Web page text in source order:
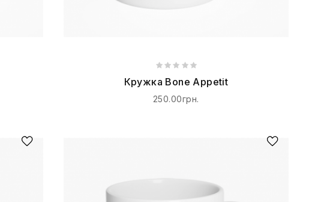
Кружка Bone Appetit
250.00грн.